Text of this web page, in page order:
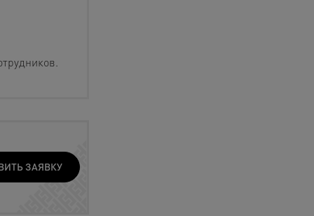
ЗАЯВКУ